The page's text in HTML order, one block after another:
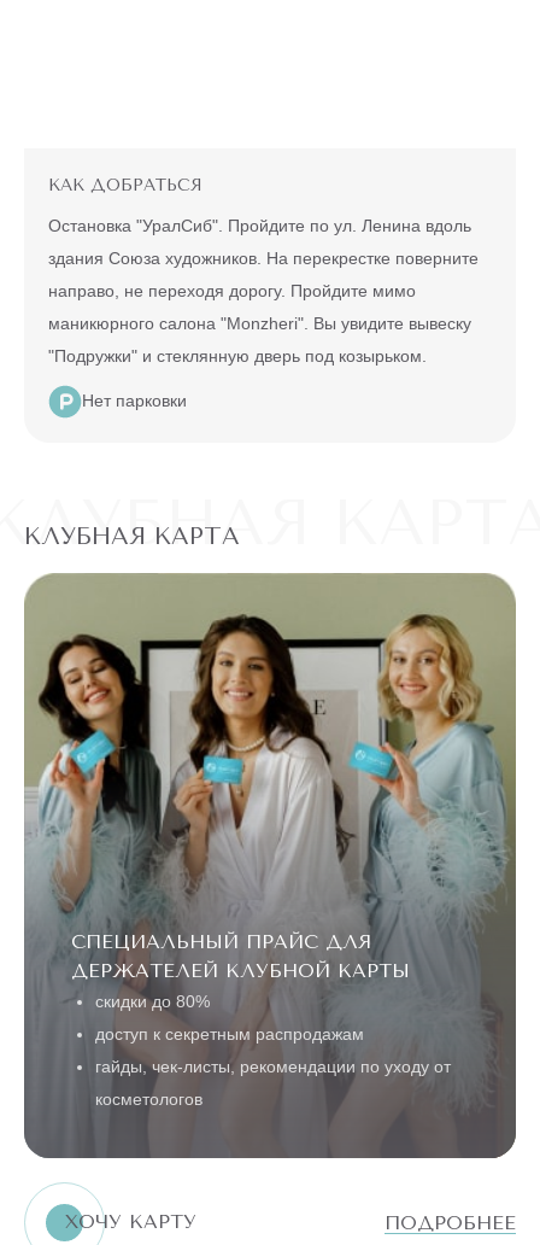
5 ДНЕЙ
до
МУЖЧИНАМ
АКЦИИ
ЛАЗЕРНАЯ
ЭПИЛЯЦИЯ ЛЮБОЙ
ЗОНЫ НА
5 ДНЕЙ до конца акции
"ВСЕ ТЕЛО"
Александритовый
лазер (ноги
полностью,
глубокое бикини,
подмышки, малая
зона) действует
для новых
клиентов
5 ДНЕЙ
конца акции
22360 ₽
4990 ₽
КАК ДОБРАТЬСЯ
Остановка "УралСиб". Пройдите по ул. Ленина вдоль
здания Союза художников. На перекрестке поверните
направо, не переходя дорогу. Пройдите мимо
маникюрного салона "Monzheri". Вы увидите вывеску
"Подружки" и стеклянную дверь под козырьком.
Нет парковки
КЛУБНАЯ КАРТА
СПЕЦИАЛЬНЫЙ ПРАЙС ДЛЯ
ДЕРЖАТЕЛЕЙ КЛУБНОЙ КАРТЫ
скидки до 80%
доступ к секретным распродажам
гайды, чек-листы, рекомендации по уходу от
косметологов
ХОЧУ КАРТУ ПОДРОБНЕЕ